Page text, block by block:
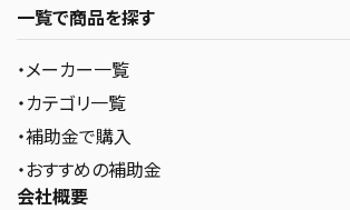
一覧で商品を探す
・メーカー一覧
・カテゴリ一覧
・補助金で購入
・おすすめの補助金
会社概要